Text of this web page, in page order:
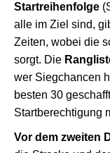
Startreihenfolge
alle im Ziel sind,
Zeiten, wobei die
sorgt. Die
wer Siegchancen
besten 30
Startberechtigung
Vor dem zweiten